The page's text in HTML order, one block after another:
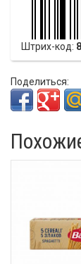
Штрих-код:
Поделиться: